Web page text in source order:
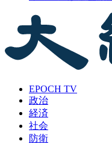
EPOCH TV
政治
経済
社会
防衛